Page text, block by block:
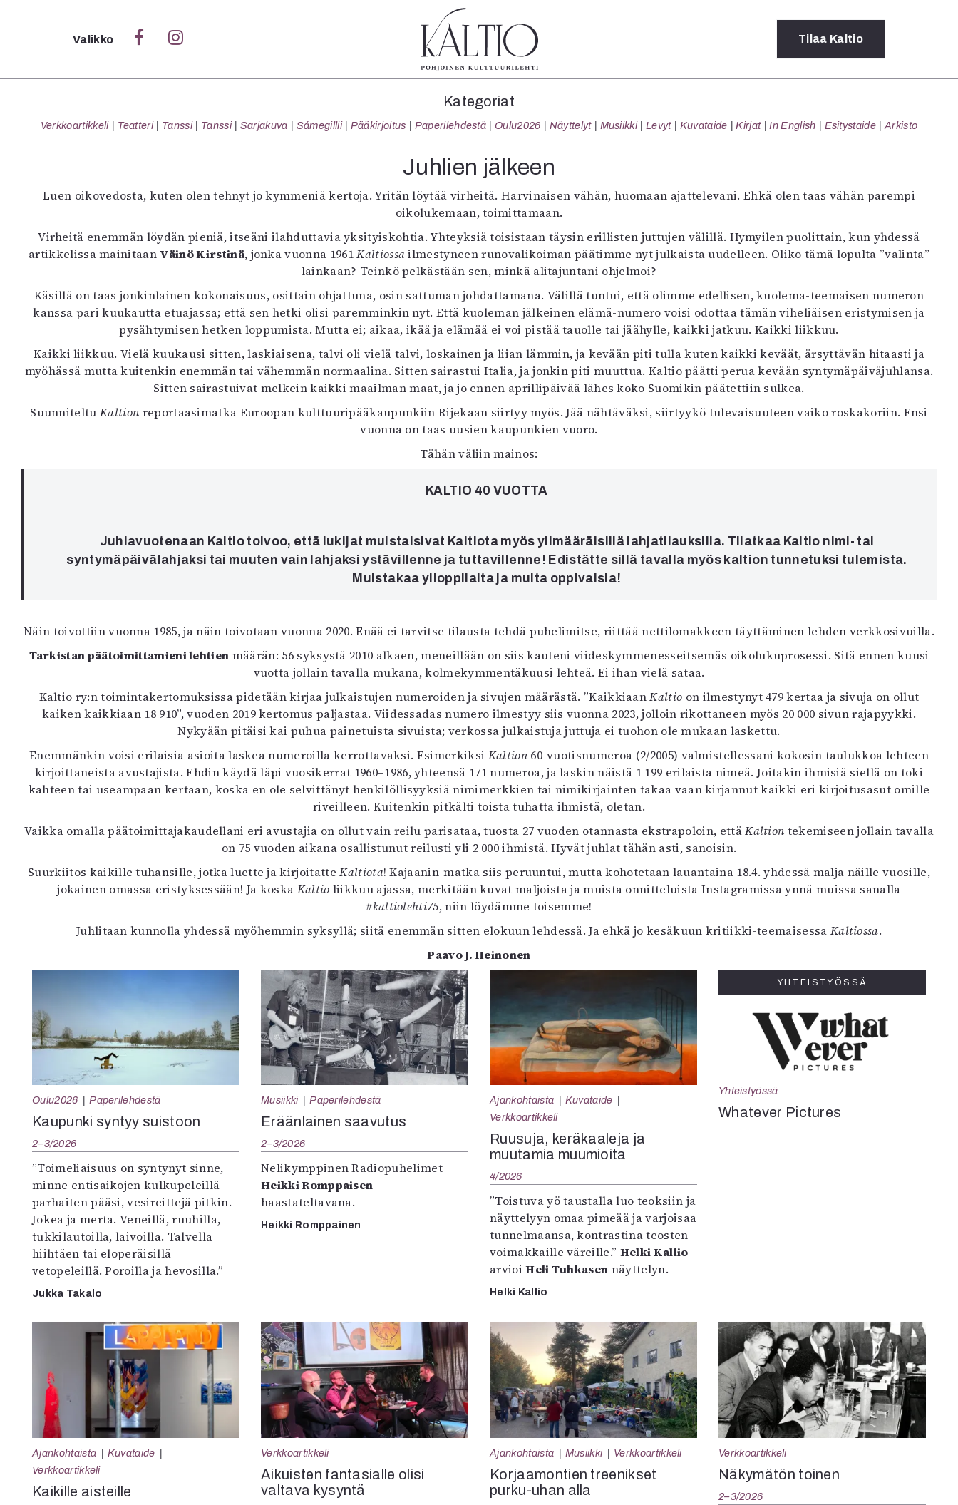
Sulje
Verkkoartikkeli
Sarjakuva
Paperilehdestä
Oulu2026
Näyttelyt
Musiikki
Levyt
Kuvataide
Kirjat
In English
Esitystaide
Lehdet
4/2026
1/2026
6/2025
5/2025 saame
5/2025
Tilaus ja
Mediatiedot
Valikko Tilaa Kaltio
Kategoriat
Verkkoartikkeli Teatteri Tanssi Tanssi Sarjakuva Sámegillii Pääkirjoitus Paperilehdestä Oulu2026 Näyttelyt Musiikki Levyt Kuvataide Kirjat In English Esitystaide Arkisto
Juhlien jälkeen
Luen oikovedosta, kuten olen tehnyt jo kymmeniä kertoja. Yritän löytää virheitä. Harvinaisen vähän, huomaan ajattelevani. Ehkä olen taas vähän parempi
oikolukemaan, toimittamaan.
Virheitä enemmän löydän pieniä, itseäni ilahduttavia yksityiskohtia. Yhteyksiä toisistaan täysin erillisten juttujen välillä. Hymyilen puolittain, kun yhdessä
artikkelissa mainitaan Väinö Kirstinä, jonka vuonna 1961Kaltiossailmestyneen runovalikoiman päätimme nyt julkaista uudelleen. Oliko tämä lopulta ”valinta”
lainkaan? Teinkö pelkästään sen, minkä alitajuntani ohjelmoi?
Käsillä on taas jonkinlainen kokonaisuus, osittain ohjattuna, osin sattuman johdattamana. Välillä tuntui, että olimme edellisen, kuolema-teemaisen numeron
kanssa pari kuukautta etuajassa; että sen hetki olisi paremminkin nyt. Että kuoleman jälkeinen elämä-numero voisi odottaa tämän viheliäisen eristymisen ja
pysähtymisen hetken loppumista. Mutta ei; aikaa, ikää ja elämää ei voi pistää tauolle tai jäähylle, kaikki jatkuu. Kaikki liikkuu.
Kaikki liikkuu. Vielä kuukausi sitten, laskiaisena, talvi oli vielä talvi, loskainen ja liian lämmin, ja kevään piti tulla kuten kaikki keväät, ärsyttävän hitaasti ja
myöhässä mutta kuitenkin enemmän tai vähemmän normaalina. Sitten sairastui Italia, ja jonkin piti muuttua. Kaltio päätti perua kevään syntymäpäiväjuhlansa.
Sitten sairastuivat melkein kaikki maailman maat, ja jo ennen aprillipäivää lähes koko Suomikin päätettiin sulkea.
SuunniteltuKaltion reportaasimatka Euroopan kulttuuripääkaupunkiin Rijekaan siirtyy myös. Jää nähtäväksi, siirtyykö tulevaisuuteen vaiko roskakoriin. Ensi
vuonna on taas uusien kaupunkien vuoro.
Tähän väliin mainos:
KALTIO 40 VUOTTA
Juhlavuotenaan Kaltio toivoo, että lukijat muistaisivat Kaltiota myös ylimääräisillä lahjatilauksilla. Tilatkaa Kaltio nimi- tai
syntymäpäivälahjaksi tai muuten vain lahjaksi ystävillenne ja tuttavillenne! Edistätte sillä tavalla myös kaltion tunnetuksi tulemista.
Muistakaa ylioppilaita ja muita oppivaisia!
Näin toivottiin vuonna 1985, ja näin toivotaan vuonna 2020. Enää ei tarvitse tilausta tehdä puhelimitse, riittää nettilomakkeen täyttäminen lehden verkkosivuilla.
Tarkistan päätoimittamieni lehtien määrän: 56 syksystä 2010 alkaen, meneillään on siis kauteni viideskymmenesseitsemäs oikolukuprosessi. Sitä ennen kuusi
vuotta jollain tavalla mukana, kolmekymmentäkuusi lehteä. Ei ihan vielä sataa.
Kaltio ry:n toimintakertomuksissa pidetään kirjaa julkaistujen numeroiden ja sivujen määrästä. ”KaikkiaanKaltio on ilmestynyt 479 kertaa ja sivuja on ollut
kaiken kaikkiaan 18 910”, vuoden 2019 kertomus paljastaa. Viidessadas numero ilmestyy siis vuonna 2023, jolloin rikottaneen myös 20 000 sivun rajapyykki.
Nykyään pitäisi kai puhua painetuista sivuista; verkossa julkaistuja juttuja ei tuohon ole mukaan laskettu.
Enemmänkin voisi erilaisia asioita laskea numeroilla kerrottavaksi. Esimerkiksi Kaltion60-vuotisnumeroa (2/2005) valmistellessani kokosin taulukkoa lehteen
kirjoittaneista avustajista. Ehdin käydä läpi vuosikerrat 1960–1986, yhteensä 171 numeroa, ja laskin näistä 1 199 erilaista nimeä. Joitakin ihmisiä siellä on toki
kahteen tai useampaan kertaan, koska en ole selvittänyt henkilöllisyyksiä nimimerkkien tai nimikirjainten takaa vaan kirjannut kaikki eri kirjoitusasut omille
riveilleen. Kuitenkin pitkälti toista tuhatta ihmistä, oletan.
Vaikka omalla päätoimittajakaudellani eri avustajia on ollut vain reilu parisataa, tuosta 27 vuoden otannasta ekstrapoloin, ettäKaltion tekemiseen jollain tavalla
on 75 vuoden aikana osallistunut reilusti yli 2 000 ihmistä. Hyvät juhlat tähän asti, sanoisin.
Suurkiitos kaikille tuhansille, jotka luette ja kirjoitatteKaltiota! Kajaanin-matka siis peruuntui, mutta kohotetaan lauantaina 18.4. yhdessä malja näille vuosille,
jokainen omassa eristyksessään! Ja koska Kaltio liikkuu ajassa, merkitään kuvat maljoista ja muista onnitteluista Instagramissa ynnä muissa sanalla
#kaltiolehti75, niin löydämme toisemme!
Juhlitaan kunnolla yhdessä myöhemmin syksyllä; siitä enemmän sitten elokuun lehdessä. Ja ehkä jo kesäkuun kritiikki-teemaisessa Kaltiossa.
Paavo J. Heinonen
Oulu2026 Paperilehdestä
Kaupunki syntyy suistoon
2–3/2026
”Toimeliaisuus on syntynyt sinne,
minne entisaikojen kulkupeleillä
parhaiten pääsi, vesireittejä pitkin.
Jokea ja merta. Veneillä, ruuhilla,
tukkilautoilla, laivoilla. Talvella
hiihtäen tai eloperäisillä
vetopeleillä. Poroilla ja hevosilla.”
Jukka Takalo
Musiikki Paperilehdestä
Eräänlainen saavutus
2–3/2026
Nelikymppinen Radiopuhelimet
Heikki Romppaisen
haastateltavana.
Heikki Romppainen
Ajankohtaista
Kuvataide
Verkkoartikkeli
Ruusuja, keräkaaleja ja
muutamia muumioita
4/2026
”Toistuva yö taustalla luo teoksiin ja
näyttelyyn omaa pimeää ja varjoisaa
tunnelmaansa, kontrastina teosten
voimakkaille väreille.” Helki Kallio
arvioiHeli Tuhkasen näyttelyn.
Helki Kallio
YHTEISTYÖSSÄ
Yhteistyössä
Whatever Pictures
Ajankohtaista
Kuvataide
Verkkoartikkeli
Kaikille aisteille
Verkkoartikkeli
Aikuisten fantasialle olisi
valtava kysyntä
Ajankohtaista Musiikki Verkkoartikkeli
Korjaamontien treenikset
purku-uhan alla
Verkkoartikkeli
Näkymätön toinen
2–3/2026